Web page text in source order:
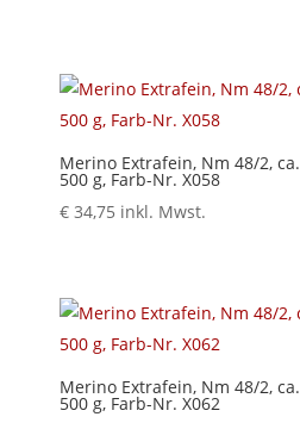
Merino Extrafein, Nm 48/2, ca.
500 g, Farb-Nr. X058
€34,75 inkl. Mwst.
Merino Extrafein, Nm 48/2, ca.
500 g, Farb-Nr. X062